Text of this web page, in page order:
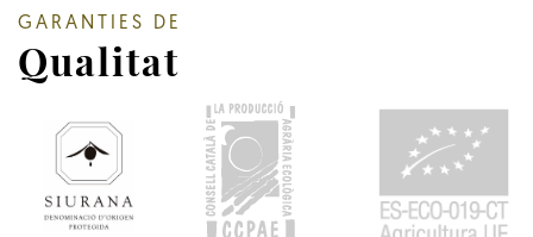
GARANTIES DE
Qualitat